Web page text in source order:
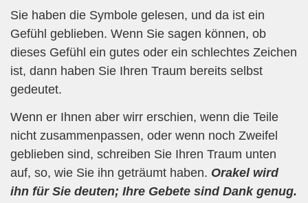
Sie haben die Symbole gelesen, und da ist ein
Gefühl geblieben. Wenn Sie sagen können, ob
dieses Gefühl ein gutes oder ein schlechtes Zeichen
ist, dann haben Sie Ihren Traum bereits selbst
gedeutet.
Wenn er Ihnen aber wirr erschien, wenn die Teile
nicht zusammenpassen, oder wenn noch Zweifel
geblieben sind, schreiben Sie Ihren Traum unten
auf, so, wie Sie ihn geträumt haben. Orakel wird
ihn für Sie deuten; Ihre Gebete sind Dank genug.